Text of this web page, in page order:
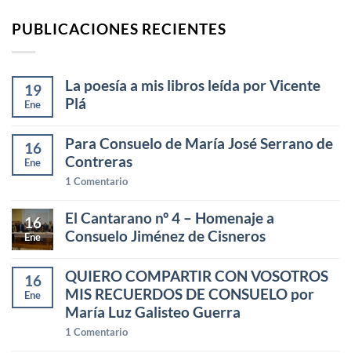
PUBLICACIONES RECIENTES
19
Ene
La poesía a mis libros leída por Vicente
Plá
16
Ene
Para Consuelo de María José Serrano de
Contreras
1 Comentario
16
Ene
El Cantarano nº 4 – Homenaje a
Consuelo Jiménez de Cisneros
16
Ene
QUIERO COMPARTIR CON VOSOTROS
MIS RECUERDOS DE CONSUELO por
María Luz Galisteo Guerra
1 Comentario